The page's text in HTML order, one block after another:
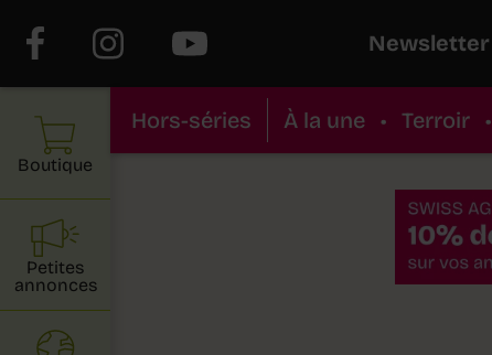
Newsletter
Hors-séries À la une • Terroir •
Boutique
Petites
annonces